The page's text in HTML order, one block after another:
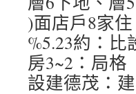
)面店戶8家
%5.23約：比
房3~2：局格
設建德茂：